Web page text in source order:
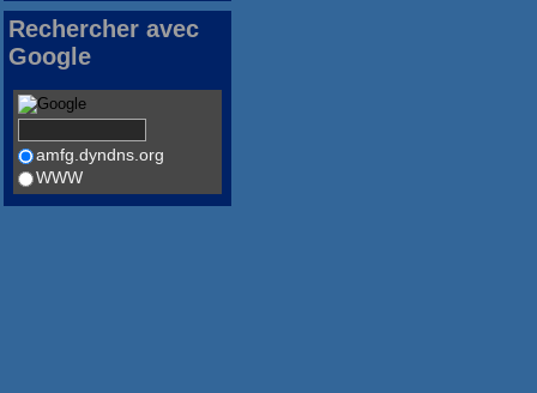
Rechercher avec
Google
amfg.dyndns.org
WWW